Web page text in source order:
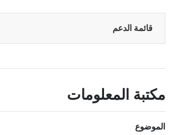
قائمة الدعم
مكتبة المعلومات
الموضوع